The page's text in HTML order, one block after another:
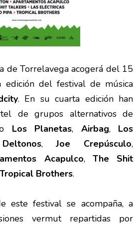
de Torrelavega acogerá del 15
del festival de música
. En su cuarta edición han
de grupos alternativos de
Los Planetas, Airbag, Los
,Joe Crepúsculo,
Acapulco, The Shit
Tropical Brothers.
este festival se acompaña, a
vermut repartidas por